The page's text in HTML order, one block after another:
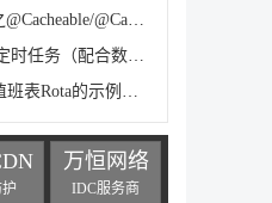
SpringBoot缓存注解之@Cacheable/@CacheEvict使
详解SpringBoot 创建定时任务（配合数据库动态执行）
Java批量生成节假日值班表Rota的示例详解
万恒网络
IDC服务商